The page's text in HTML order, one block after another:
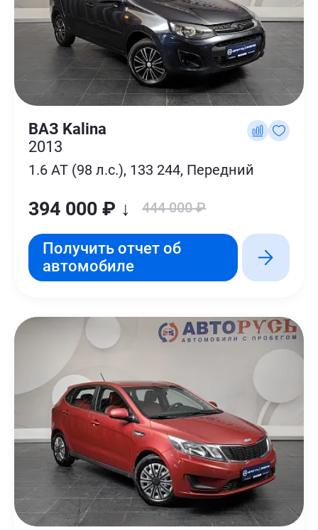
ВАЗ Kalina
2013
1.6 AT (98 л.с.), 133 244, Передний
394 000 ₽ ↓ 444 000 ₽
Получить отчет об
автомобиле